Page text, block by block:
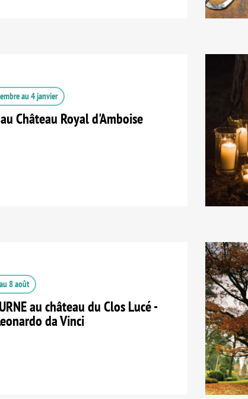
au 4 janvier
Château Royal d'Amboise
8 août
au château du Clos Lucé -
da Vinci